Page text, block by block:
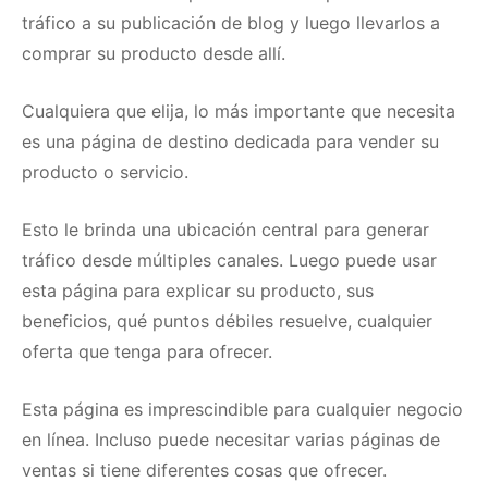
tráfico a su publicación de blog y luego llevarlos a
comprar su producto desde allí.
Cualquiera que elija, lo más importante que necesita
es una página de destino dedicada para vender su
producto o servicio.
Esto le brinda una ubicación central para generar
tráfico desde múltiples canales. Luego puede usar
esta página para explicar su producto, sus
beneficios, qué puntos débiles resuelve, cualquier
oferta que tenga para ofrecer.
Esta página es imprescindible para cualquier negocio
en línea. Incluso puede necesitar varias páginas de
ventas si tiene diferentes cosas que ofrecer.